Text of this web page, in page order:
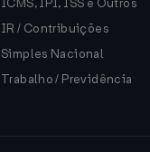
ICMS, IPI, ISS e Outros
IR / Contribuições
Simples Nacional
Trabalho / Previdência